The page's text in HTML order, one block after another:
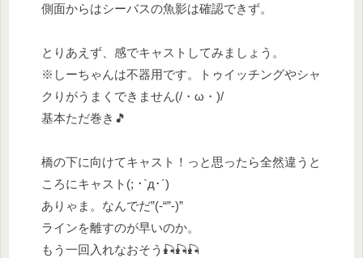
側面からはシーバスの魚影は確認できず。
とりあえず、感でキャストしてみましょう。
※しーちゃんは不器用です。トゥイッチングやシャ
クりがうまくできません(/・ω・)/
基本ただ巻き🎵
橋の下に向けてキャスト！っと思ったら全然違うと
ころにキャスト(; ･`д･´)
ありゃま。なんでだ”(-“”-)”
ラインを離すのが早いのか。
もう一回入れなおそう🎣🎣🎣